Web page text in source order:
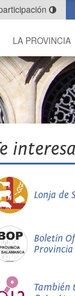
LA PROVINCIA
interesa
Lonja de
Boletín
Provincia
También